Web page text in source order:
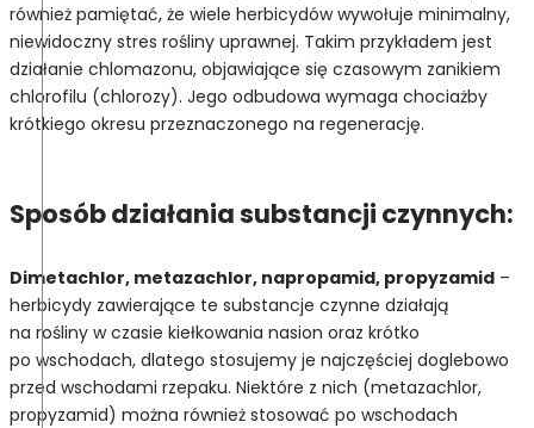
również pamiętać, że wiele herbicydów wywołuje minimalny,
niewidoczny stres rośliny uprawnej. Takim przykładem jest
działanie chlomazonu, objawiające się czasowym zanikiem
chlorofilu (chlorozy). Jego odbudowa wymaga chociażby
krótkiego okresu przeznaczonego na regenerację.
Sposób działania substancji czynnych:
Dimetachlor, metazachlor, napropamid, propyzamid –
herbicydy zawierające te substancje czynne działają
na rośliny w czasie kiełkowania nasion oraz krótko
po wschodach, dlatego stosujemy je najczęściej doglebowo
przed wschodami rzepaku. Niektóre z nich (metazachlor,
propyzamid) można również stosować po wschodach